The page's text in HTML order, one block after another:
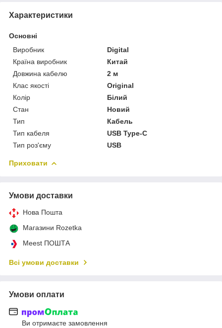
Характеристики
Основні
Виробник
Digital
Країна виробник
Китай
Довжина кабелю
2 м
Клас якості
Original
Колір
Білий
Стан
Новий
Тип
Кабель
Тип кабеля
USB Type-C
Тип роз'єму
USB
Приховати
Умови доставки
Нова Пошта
Магазини Rozetka
Meest ПОШТА
Всі умови доставки
Умови оплати
Ви отримаєте замовлення